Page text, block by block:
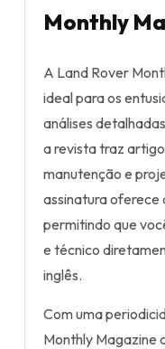
Monthly
A Land Rover
ideal para os
análises
a revista traz
manutenção e
assinatura oferece
permitindo que
e técnico
inglês.
Com uma
Monthly Magazine